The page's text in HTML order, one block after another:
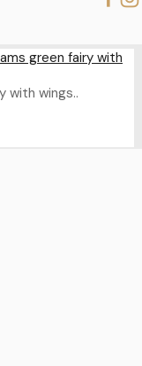
green fairy with
with wings..